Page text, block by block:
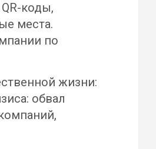
коды,
места.
по
жизни:
обвал